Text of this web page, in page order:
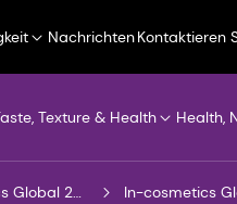
NachrichtenKontaktieren
Texture & Health Health,
In-cosmetics Global 2025 In-cosmetics